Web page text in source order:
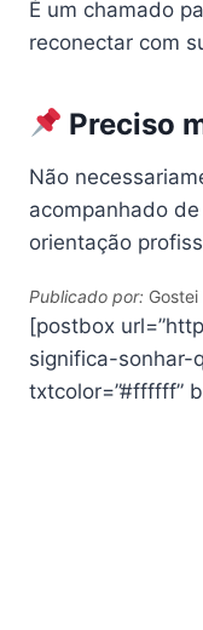
É um chamado
reconectar com
Preciso
Não
acompanhado
orientação
Publicado por: Gostei
[postbox
significa-sonhar-
txtcolor=”#ffffff”